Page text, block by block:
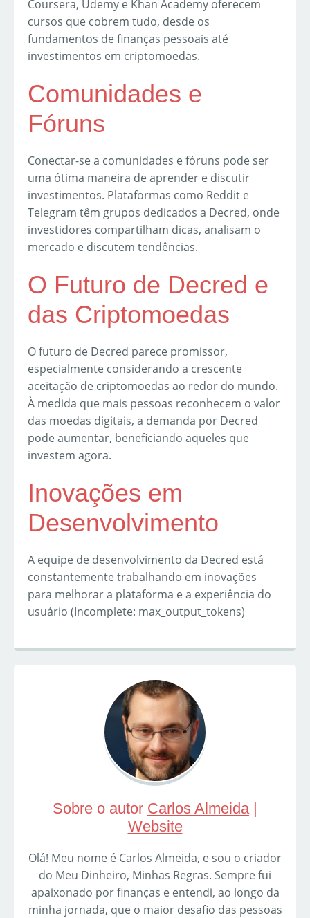
Coursera, Udemy e Khan Academy oferecem
cursos que cobrem tudo, desde os
fundamentos de finanças pessoais até
investimentos em criptomoedas.
Comunidades e
Fóruns
Conectar-se a comunidades e fóruns pode ser
uma ótima maneira de aprender e discutir
investimentos. Plataformas como Reddit e
Telegram têm grupos dedicados a Decred, onde
investidores compartilham dicas, analisam o
mercado e discutem tendências.
O Futuro de Decred e
das Criptomoedas
O futuro de Decred parece promissor,
especialmente considerando a crescente
aceitação de criptomoedas ao redor do mundo.
À medida que mais pessoas reconhecem o valor
das moedas digitais, a demanda por Decred
pode aumentar, beneficiando aqueles que
investem agora.
Inovações em
Desenvolvimento
A equipe de desenvolvimento da Decred está
constantemente trabalhando em inovações
para melhorar a plataforma e a experiência do
usuário (Incomplete: max_output_tokens)
Sobre o autor Carlos Almeida |
Website
Olá! Meu nome é Carlos Almeida, e sou o criador
do Meu Dinheiro, Minhas Regras. Sempre fui
apaixonado por finanças e entendi, ao longo da
minha jornada, que o maior desafio das pessoas